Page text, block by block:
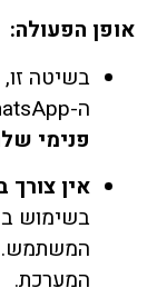
אופן הפעולה:
ה-WhatsApp
פנימי
אין
המשתמש.
המערכת.